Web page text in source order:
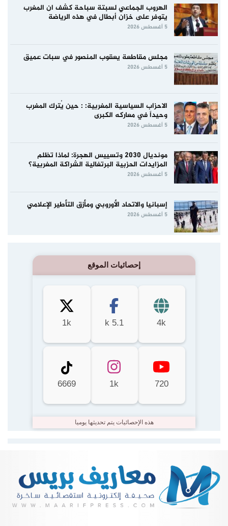
الهروب الجماعي لسبتة سباحة كشف ان المغرب
يتوفر على خزان أبطال في هذه الرياضة
5 أغسطس 2026
مجلس مقاطعة يعقوب المنصور في سبات عميق
5 أغسطس 2026
الاحزاب السياسية المغربية: : حين يُترك المغرب
وحيداً في معاركه الكبرى
5 أغسطس 2026
مونديال 2030 وتسييس الهجرة: لماذا تظلم
المزايدات الحزبية البرتغالية الشراكة المغربية؟
5 أغسطس 2026
إسبانيا والاتحاد الأوروبي ومأزق التأطير الإعلامي
5 أغسطس 2026
إحصائيات الموقع
4k
5.1 k
1k
720
1k
6669
هذه الإحصائيات يتم تحديثها يوميا